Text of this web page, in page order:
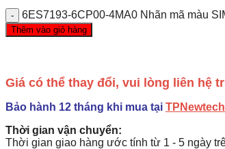
6ES7193-6CP00-4MA0 Nhãn mã màu
Thêm vào giỏ hàng
Giá có thể thay đổi, vui lòng liên hệ
Bảo hành 12 tháng khi mua tại TPNewtech
Thời gian vận chuyển:
Thời gian giao hàng ước tính từ 1 - 5 ngày